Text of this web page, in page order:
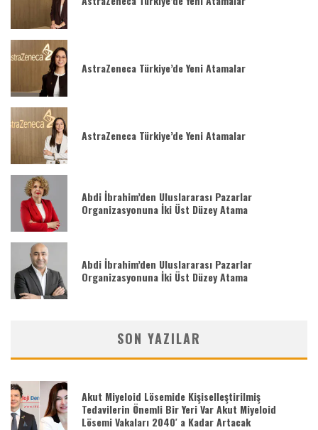
AstraZeneca Türkiye’de Yeni Atamalar
AstraZeneca Türkiye’de Yeni Atamalar
Abdi İbrahim’den Uluslararası Pazarlar
Organizasyonuna İki Üst Düzey Atama
Abdi İbrahim’den Uluslararası Pazarlar
Organizasyonuna İki Üst Düzey Atama
SON YAZILAR
Akut Miyeloid Lösemide Kişiselleştirilmiş
Tedavilerin Önemli Bir Yeri Var Akut Miyeloid
Lösemi Vakaları 2040′ a Kadar Artacak